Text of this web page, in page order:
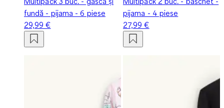
fundă - pijama - 6 piese
29,99 €
pijama - 4 piese
27,99 €